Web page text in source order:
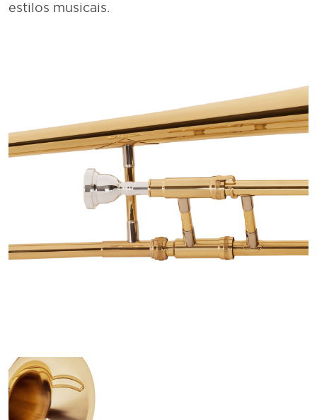
estilos musicais.